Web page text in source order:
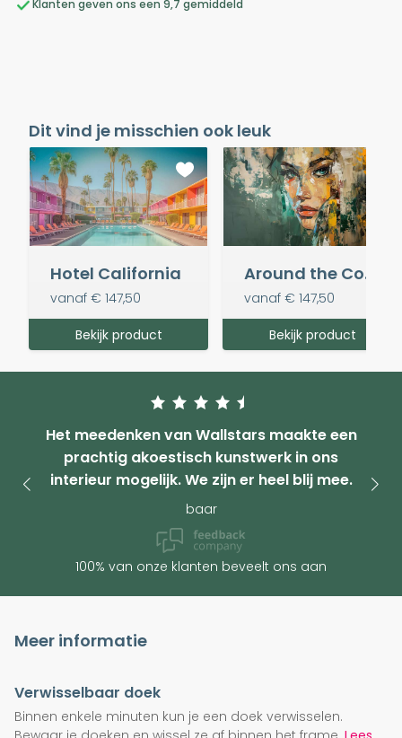
Klanten geven ons een 9,7 gemiddeld
Dit vind je misschien ook leuk
Hotel California
vanaf € 147,50
Bekijk product
Around the Corner
vanaf € 147,50
Bekijk product
Het meedenken van Wallstars maakte een
prachtig akoestisch kunstwerk in ons
interieur mogelijk. We zijn er heel blij mee.
baar
100% van onze klanten beveelt ons aan
Meer informatie
Verwisselbaar doek
Binnen enkele minuten kun je een doek verwisselen.